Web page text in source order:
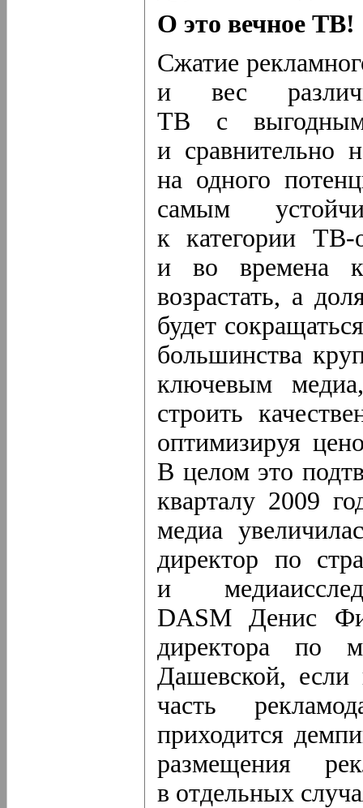
О это вечное ТВ!
Сжатие
и вес
ТВ с выгодным
и сравнительно
на одного
самым
к категории ТВ-
и во времена
возрастать, а
будет
большинства
ключевым
строить
оптимизируя
В целом это
кварталу 2009
медиа
директор по
и
DASM Денис
директора по
Дашевской,
часть
приходится
размещения
в отдельных